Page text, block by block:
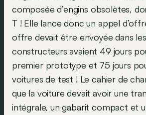
composée d’engins obsolètes,
T ! Elle lance donc un appel
offre devait être envoyée dans les
constructeurs avaient 49 jours
premier prototype et 75 jours
voitures de test ! Le cahier de
que la voiture devait avoir une
intégrale, un gabarit compact et